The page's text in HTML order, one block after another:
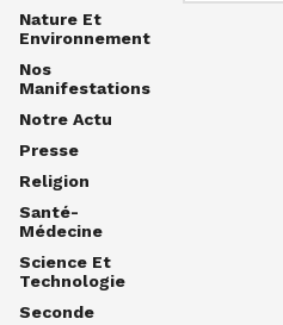
Nature Et
Environnement
Nos
Manifestations
Notre Actu
Presse
Religion
Santé-
Médecine
Science Et
Technologie
Seconde